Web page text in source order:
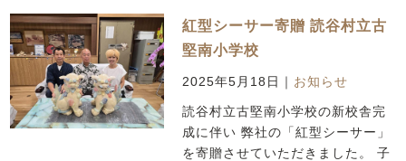
紅型シーサー寄贈 読谷村立古
堅南小学校
2025年5月18日 ｜ お知らせ
読谷村立古堅南小学校の新校舎完
成に伴い 弊社の「紅型シーサー」
を寄贈させていただきました。 子